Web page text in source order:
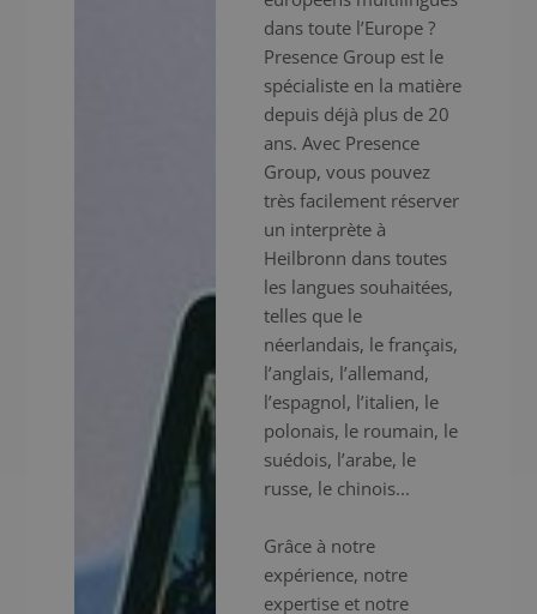
dans toute l’Europe ?
Presence Group est le
spécialiste en la matière
depuis déjà plus de 20
ans. Avec Presence
Group, vous pouvez
très facilement réserver
un interprète à
Heilbronn dans toutes
les langues souhaitées,
telles que le
néerlandais, le français,
l’anglais, l’allemand,
l’espagnol, l’italien, le
polonais, le roumain, le
suédois, l’arabe, le
russe, le chinois...
Grâce à notre
expérience, notre
expertise et notre